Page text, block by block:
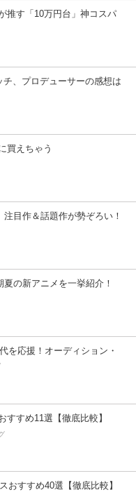
推す「10万円台」神コスパ
チ、プロデューサーの感想は
買えちゃう
目作＆話題作が勢ぞろい！
夏の新アニメを一挙紹介！
を応援！オーディション・
すすめ11選【徹底比較】
おすすめ40選【徹底比較】